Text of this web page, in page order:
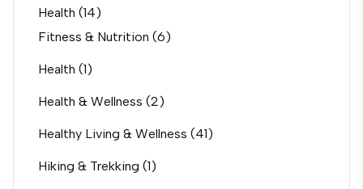
Health (14)
Fitness & Nutrition (6)
Health (1)
Health & Wellness (2)
Healthy Living & Wellness (41)
Hiking & Trekking (1)